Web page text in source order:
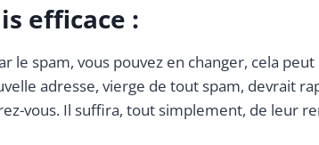
efficace :
le spam, vous pouvez en changer, cela
adresse, vierge de tout spam, devrait
vous. Il suffira, tout simplement, de leur